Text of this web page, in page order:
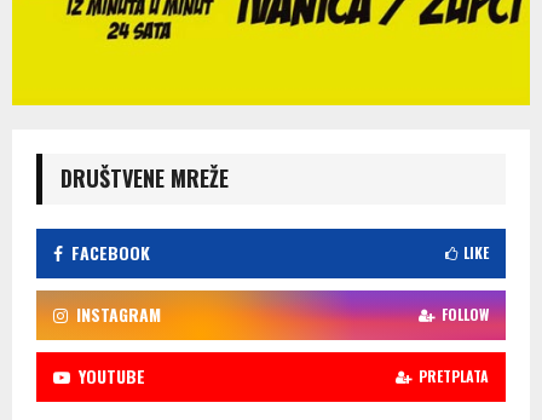
DRUŠTVENE MREŽE
FACEBOOK LIKE
INSTAGRAM FOLLOW
YOUTUBE PRETPLATA